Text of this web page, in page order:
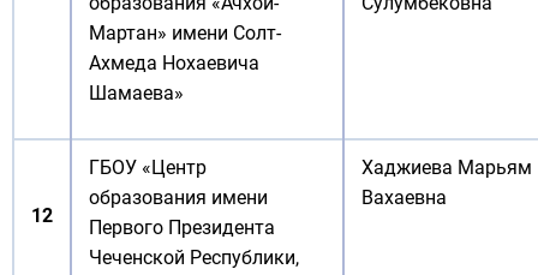
Мартан» имени Солт-
Ахмеда Нохаевича
Шамаева»
12
ГБОУ «Центр
образования имени
Первого Президента
Чеченской Республики,
Хаджиева Марьям
Вахаевна